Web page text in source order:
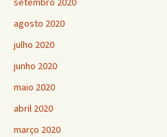
agosto 2020
julho 2020
junho 2020
maio 2020
abril 2020
março 2020